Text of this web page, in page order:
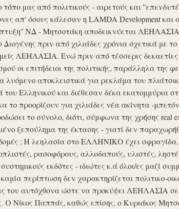
μας από πολιτικούς - αιρετούς και
απ' όσους κάλεσαν η LAMDA Development και
ΝΔ - Μητσοτάκη αποδεικνύεται
πριν από χιλιάδες χρόνια σχετικά με το
ΛΕΗΛΑΣΙΑ. Ενώ πριν από τέσσερις δεκαετίες
οι επιτήδειοι της πολιτικής, παράλληλα της
αποκλειστικά για ρεκλάμα του
του Ελληνικού και διέθεσαν δέκα εκατομμύρια
προορίζουν για χιλιάδες νέα ακίνητα -
το σύνολο, διότι, σύμφωνα της χρήσης real
ξεπούλημα της έκτασης - γιατί δεν
; Η λεηλασία στο ΕΛΛΗΝΙΚΟ έχει σφραγίδα.
ρασοφόρους, αλλοδαπούς, υλιστές,
εκδότες - ιδιώτες κ.ά όλοι/ες μαζί
περίπτωση δεν χαρακτηρίζεται πολιτικο-
του αυτόχθονα ώστε να προκύψει ΛΕΗΛΑΣΙΑ
Ο Νίκος Παππάς, καθώς επίσης, ο Κυριάκος